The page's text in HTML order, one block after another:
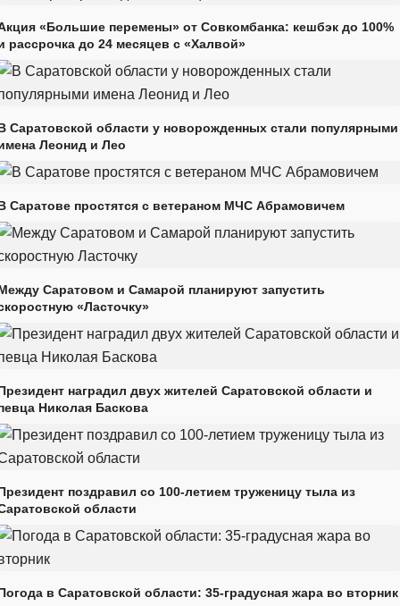
«Большие перемены» от Совкомбанка: кешбэк до 100%
рассрочка до 24 месяцев с «Халвой»
Саратовской области у новорожденных стали популярными
Леонид и Лео
Саратове простятся с ветераном МЧС Абрамовичем
Саратовом и Самарой планируют запустить
«Ласточку»
наградил двух жителей Саратовской области и
Николая Баскова
поздравил со 100-летием труженицу тыла из
области
в Саратовской области: 35-градусная жара во вторник